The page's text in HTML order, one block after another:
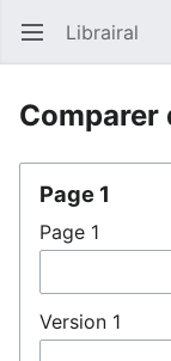
Ouvrir le menu principal Librairal
Comparer
Page 1
Page 1
Version 1